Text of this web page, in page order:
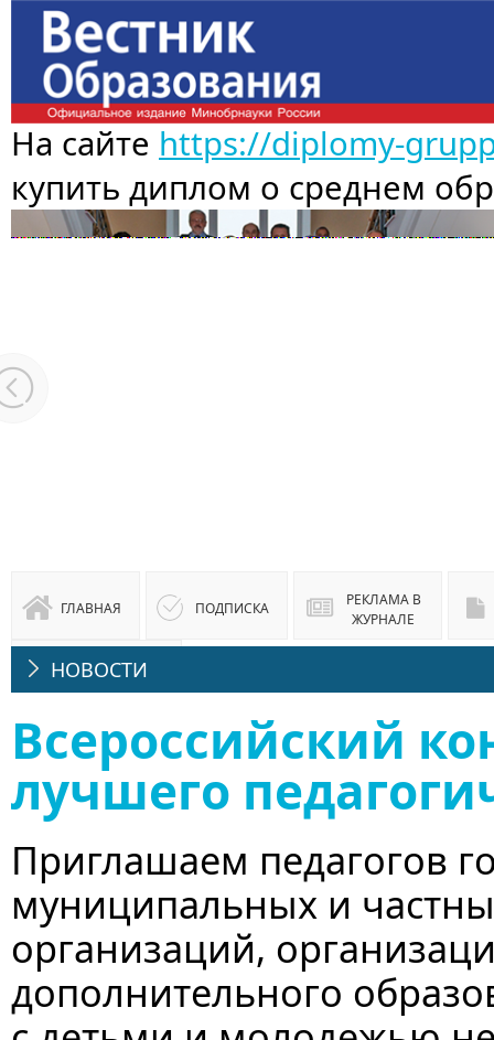
На сайте https://diplomy-
купить диплом о среднем
ГЛАВНАЯ ПОДПИСКА
РЕКЛАМА В
ЖУРНАЛЕ
ЮРИДИЧЕСКАЯ
НОВОСТИ
Всероссийский
лучшего
Приглашаем педагогов
муниципальных и
организаций,
дополнительного